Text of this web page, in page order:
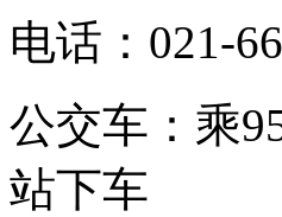
电话：021-
公交车：乘
站下车